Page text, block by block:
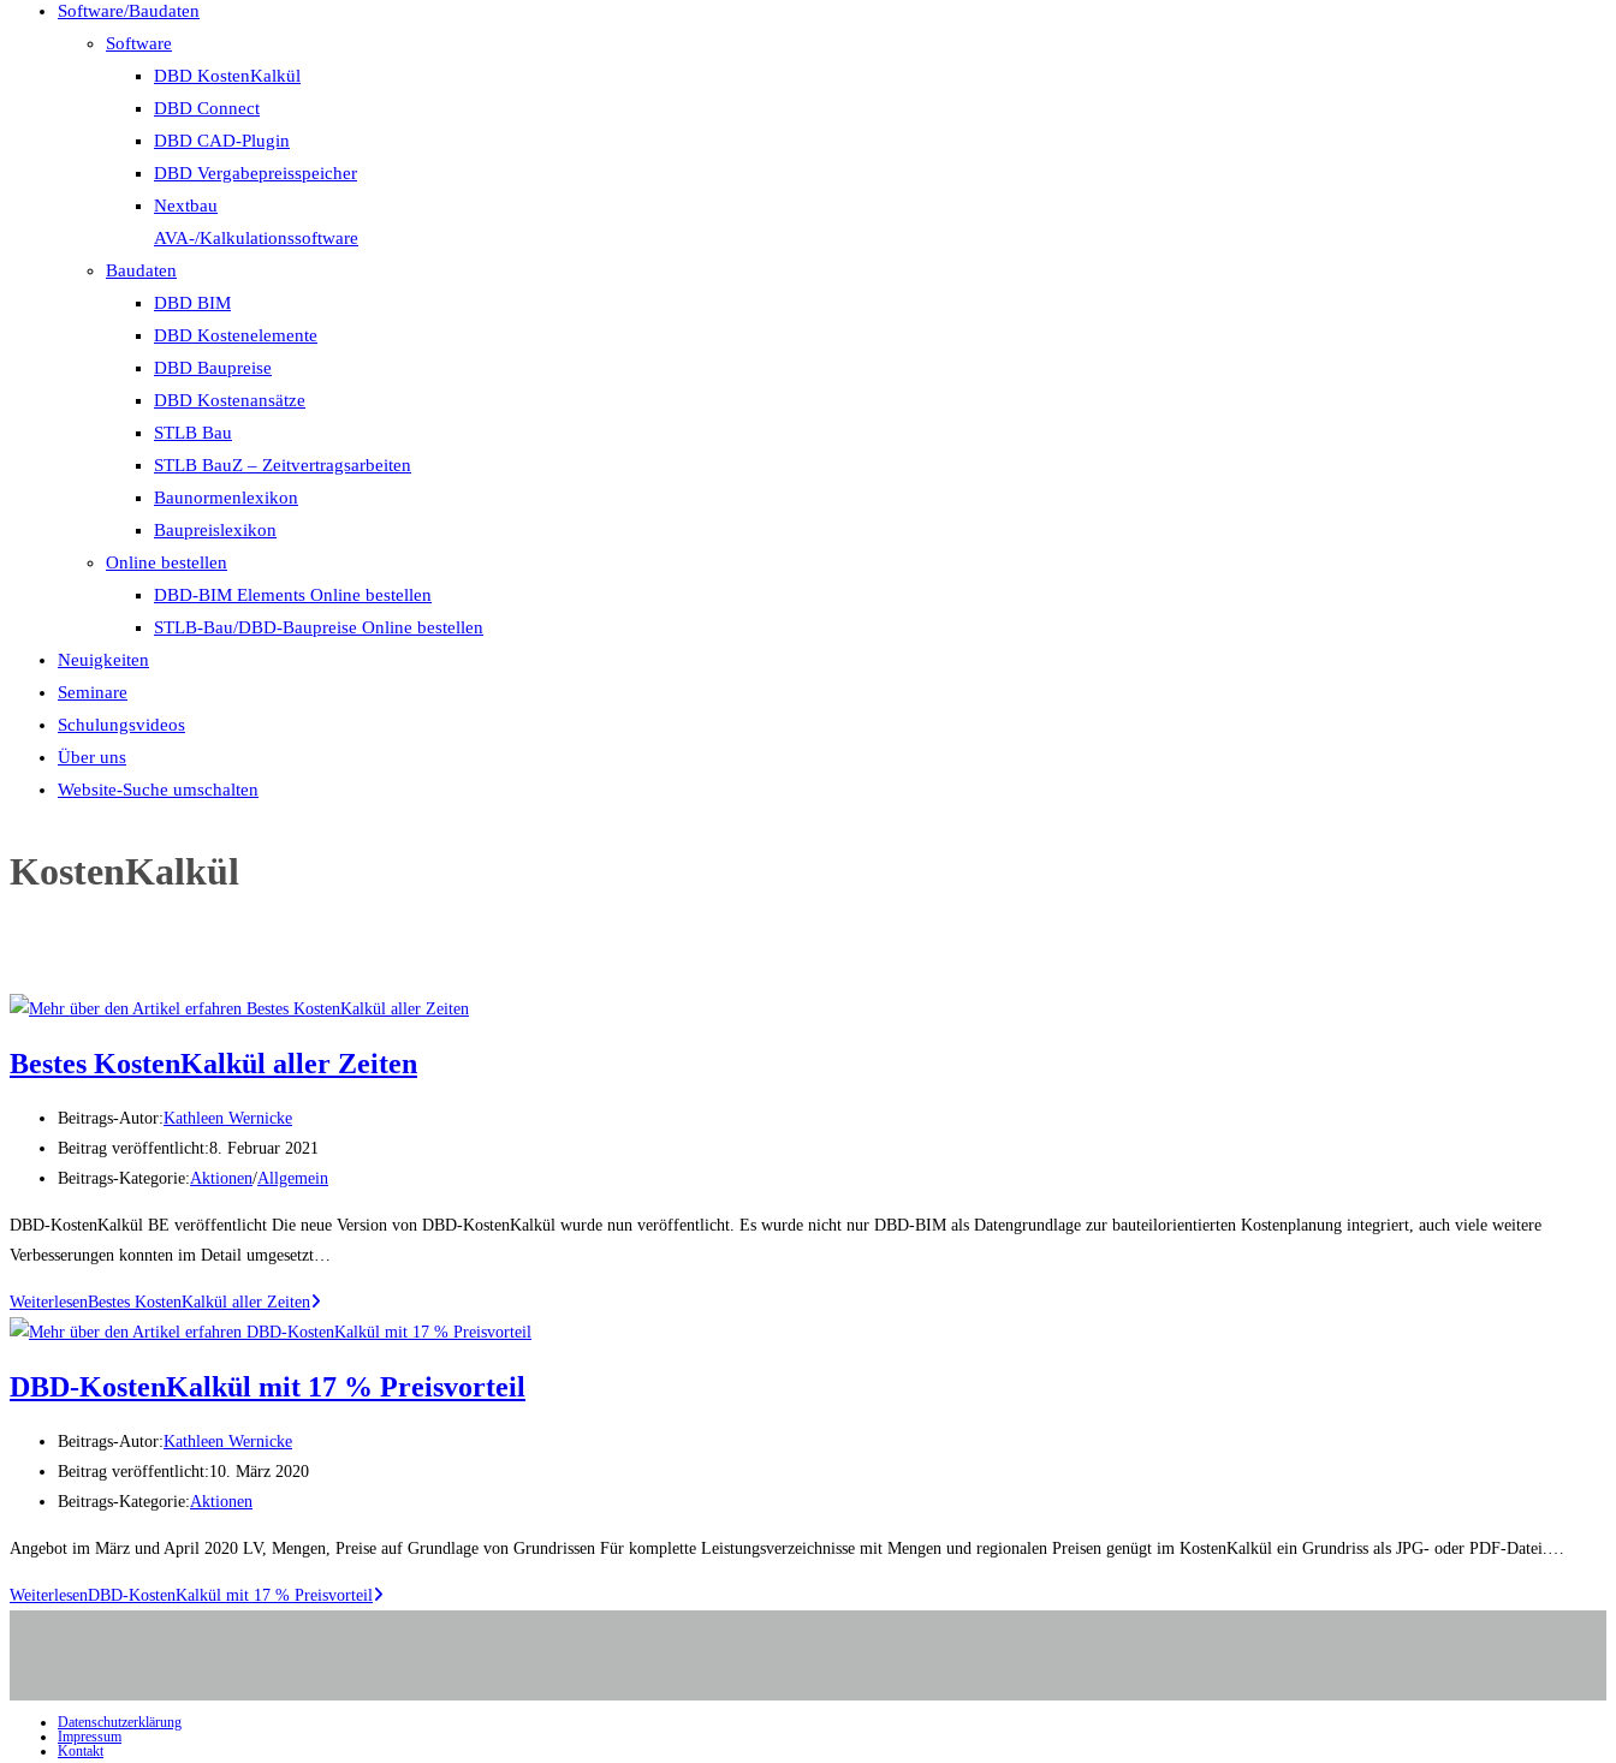
Software/Baudaten
Software
DBD KostenKalkül
DBD Connect
DBD CAD-Plugin
DBD Vergabepreisspeicher
Nextbau
AVA-/Kalkulationssoftware
Baudaten
DBD BIM
DBD Kostenelemente
DBD Baupreise
DBD Kostenansätze
STLB Bau
STLB BauZ – Zeitvertragsarbeiten
Baunormenlexikon
Baupreislexikon
Online bestellen
DBD-BIM Elements Online bestellen
STLB-Bau/DBD-Baupreise Online bestellen
Neuigkeiten
Seminare
Schulungsvideos
Über uns
Website-Suche umschalten
KostenKalkül
Bestes KostenKalkül aller Zeiten
Beitrags-Autor:Kathleen Wernicke
Beitrag veröffentlicht:8. Februar 2021
Beitrags-Kategorie:Aktionen/Allgemein
DBD-KostenKalkül BE veröffentlicht Die neue Version von DBD-KostenKalkül wurde nun veröffentlicht. Es wurde nicht nur DBD-BIM als Datengrundlage zur bauteilorientierten Kostenplanung integriert, auch viele weitere
Verbesserungen konnten im Detail umgesetzt…
WeiterlesenBestes KostenKalkül aller Zeiten
DBD-KostenKalkül mit 17 % Preisvorteil
Beitrags-Autor:Kathleen Wernicke
Beitrag veröffentlicht:10. März 2020
Beitrags-Kategorie:Aktionen
Angebot im März und April 2020 LV, Mengen, Preise auf Grundlage von Grundrissen Für komplette Leistungsverzeichnisse mit Mengen und regionalen Preisen genügt im KostenKalkül ein Grundriss als JPG- oder PDF-Datei.…
WeiterlesenDBD-KostenKalkül mit 17 % Preisvorteil
Datenschutzerklärung
Impressum
Kontakt